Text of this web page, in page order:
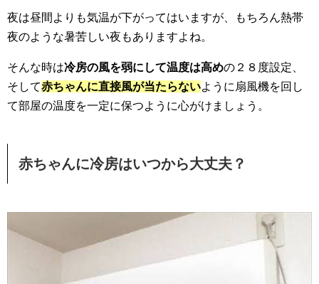
夜は昼間よりも気温が下がってはいますが、もちろん熱帯
夜のような暑苦しい夜もありますよね。
そんな時は冷房の風を弱にして温度は高めの２８度設定、
そして赤ちゃんに直接風が当たらないように扇風機を回し
て部屋の温度を一定に保つように心がけましょう。
赤ちゃんに冷房はいつから大丈夫？